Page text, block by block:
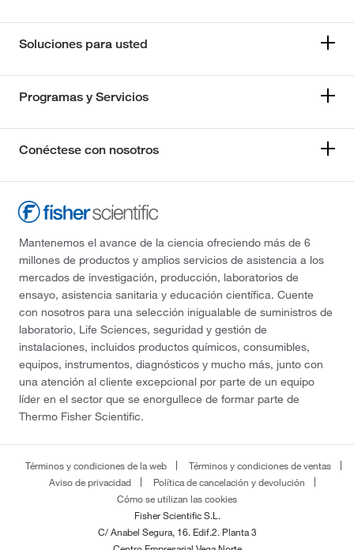
Soluciones para usted
Programas y Servicios
Conéctese con nosotros
Mantenemos el avance de la ciencia ofreciendo más de 6
millones de productos y amplios servicios de asistencia a los
mercados de investigación, producción, laboratorios de
ensayo, asistencia sanitaria y educación científica. Cuente
con nosotros para una selección inigualable de suministros de
laboratorio, Life Sciences, seguridad y gestión de
instalaciones, incluidos productos químicos, consumibles,
equipos, instrumentos, diagnósticos y mucho más, junto con
una atención al cliente excepcional por parte de un equipo
líder en el sector que se enorgullece de formar parte de
Thermo Fisher Scientific.
Términos y condiciones de la web
Términos y condiciones de ventas
Aviso de privacidad
Política de cancelación y devolución
Cómo se utilizan las cookies
Fisher Scientific S.L.
C/ Anabel Segura, 16. Edif.2. Planta 3